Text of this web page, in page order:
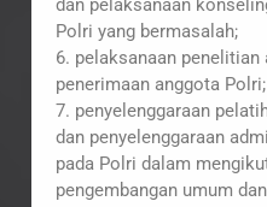
dan pelaksanaan
Polri yang bermasalah;
6. pelaksanaan
penerimaan anggota
7. penyelenggaraan
dan penyelenggaraan
pada Polri dalam
pengembangan umum